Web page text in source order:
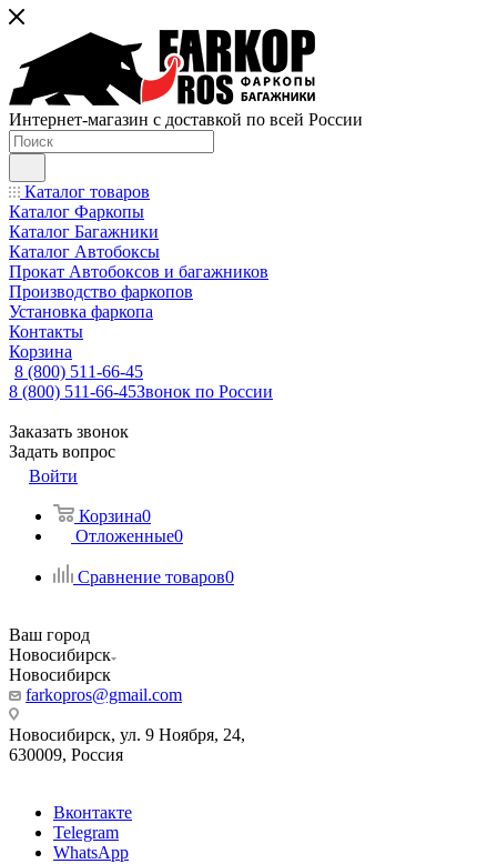
Интернет-магазин с доставкой по всей России
Каталог товаров
Каталог Фаркопы
Каталог Багажники
Каталог Автобоксы
Прокат Автобоксов и багажников
Производство фаркопов
Установка фаркопа
Контакты
Корзина
8 (800) 511-66-45
8 (800) 511-66-45Звонок по России
Заказать звонок
Задать вопрос
Войти
Корзина0
Отложенные0
Сравнение товаров0
Ваш город
Новосибирск
Новосибирск
farkopros@gmail.com
Новосибирск, ул. 9 Ноября, 24,
630009, Россия
Вконтакте
Telegram
WhatsApp